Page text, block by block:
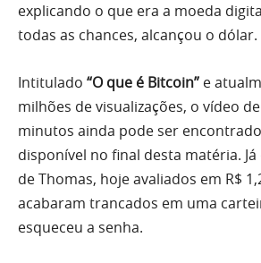
explicando o que era a moeda
todas as chances, alcançou o dólar.
Intitulado “O que é Bitcoin” e
milhões de visualizações, o vídeo
minutos ainda pode ser
disponível no final desta matéria.
de Thomas, hoje avaliados em R$
acabaram trancados em uma
esqueceu a senha.